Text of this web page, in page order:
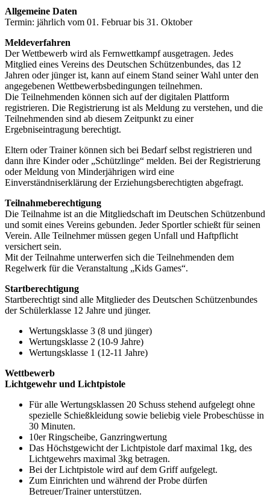
Allgemeine Daten
Termin: jährlich vom 01. Februar bis 31. Oktober
Meldeverfahren
Der Wettbewerb wird als Fernwettkampf ausgetragen. Jedes
Mitglied eines Vereins des Deutschen Schützenbundes, das 12
Jahren oder jünger ist, kann auf einem Stand seiner Wahl unter den
angegebenen Wettbewerbsbedingungen teilnehmen.
Die Teilnehmenden können sich auf der digitalen Plattform
registrieren. Die Registrierung ist als Meldung zu verstehen, und die
Teilnehmenden sind ab diesem Zeitpunkt zu einer
Ergebniseintragung berechtigt.
Eltern oder Trainer können sich bei Bedarf selbst registrieren und
dann ihre Kinder oder „Schützlinge“ melden. Bei der Registrierung
oder Meldung von Minderjährigen wird eine
Einverständniserklärung der Erziehungsberechtigten abgefragt.
Teilnahmeberechtigung
Die Teilnahme ist an die Mitgliedschaft im Deutschen Schützenbund
und somit eines Vereins gebunden. Jeder Sportler schießt für seinen
Verein. Alle Teilnehmer müssen gegen Unfall und Haftpflicht
versichert sein.
Mit der Teilnahme unterwerfen sich die Teilnehmenden dem
Regelwerk für die Veranstaltung „Kids Games“.
Startberechtigung
Startberechtigt sind alle Mitglieder des Deutschen Schützenbundes
der Schülerklasse 12 Jahre und jünger.
Wertungsklasse 3 (8 und jünger)
Wertungsklasse 2 (10-9 Jahre)
Wertungsklasse 1 (12-11 Jahre)
Wettbewerb
Lichtgewehr und Lichtpistole
Für alle Wertungsklassen 20 Schuss stehend aufgelegt ohne
spezielle Schießkleidung sowie beliebig viele Probeschüsse in
30 Minuten.
10er Ringscheibe, Ganzringwertung
Das Höchstgewicht der Lichtpistole darf maximal 1kg, des
Lichtgewehrs maximal 3kg betragen.
Bei der Lichtpistole wird auf dem Griff aufgelegt.
Zum Einrichten und während der Probe dürfen
Betreuer/Trainer unterstützen.